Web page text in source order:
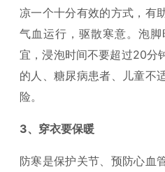
凉一个十分有效的方式，有
气血运行，驱散寒意。泡
宜，浸泡时间不要超过20分
的人、糖尿病患者、儿童不
险。
3、穿衣要保暖
防寒是保护关节、预防心血